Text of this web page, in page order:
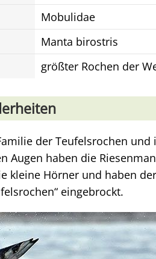
Mobulidae
Manta birostris
größter Rochen der
der Teufelsrochen und
Augen haben die
kleine Hörner und haben
eingebrockt.